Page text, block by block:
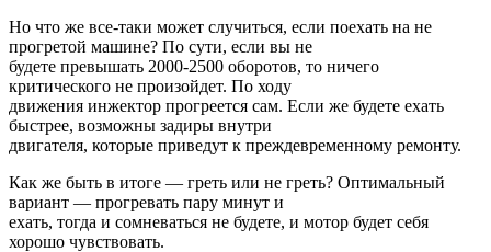
Но что же все-таки может случиться, если поехать на не
прогретой машине? По сути, если вы не
будете превышать 2000-2500 оборотов, то ничего
критического не произойдет. По ходу
движения инжектор прогреется сам. Если же будете ехать
быстрее, возможны задиры внутри
двигателя, которые приведут к преждевременному ремонту.
Как же быть в итоге — греть или не греть? Оптимальный
вариант — прогревать пару минут и
ехать, тогда и сомневаться не будете, и мотор будет себя
хорошо чувствовать.